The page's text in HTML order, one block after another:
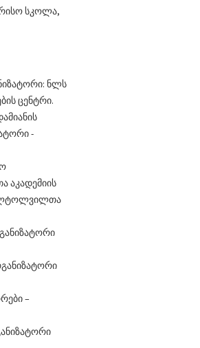
სკოლა,
ნლს
ცენტრი.
-
აკადემიის
ლტოლვილთა
–